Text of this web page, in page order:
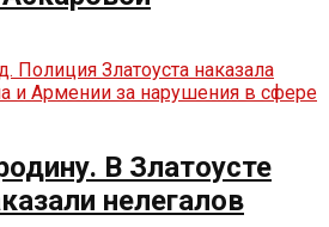
В Златоусте
нелегалов